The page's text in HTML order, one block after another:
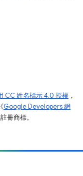
CC 姓名標示 4.0 授權 ，
Google Developers 網
冊商標。